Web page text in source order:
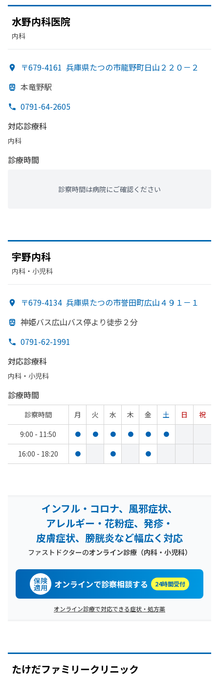
水野内科医院
内科
〒679-4161 兵庫県たつの市龍野町日山２２０－２
本竜野駅
0791-64-2605
対応診療科
内科
診療時間
診察時間は病院にご確認ください
宇野内科
内科・​小児科
〒679-4134 兵庫県たつの市誉田町広山４９１－１
神姫バス広山バス停より徒歩２分
0791-62-1991
対応診療科
内科・​小児科
診療時間
診察時間 月 火 水 木 金 土 日
祝
9:00 - 11:50
● ● ● ● ● ●
16:00 - 18:20 ● ● ●
インフル・コロナ、風邪症状、
アレルギー・花粉症、発疹・
皮膚症状、膀胱炎など幅広く対応
ファストドクターのオンライン診療（内科・小児科）
保険
適用 オンラインで診察相談する 24時間受付
オンライン診療で対応できる症状・処方薬
たけだファミリークリニック